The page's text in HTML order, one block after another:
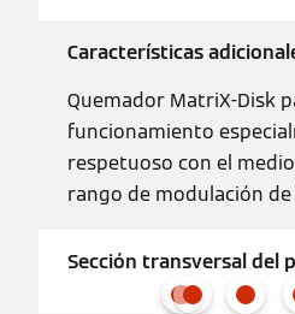
Características
Quemador MatriX-Disk
funcionamiento
respetuoso con el
rango de modulación
Sección transversal del